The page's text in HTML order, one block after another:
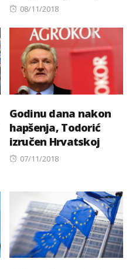
Posted
08/11/2018
Godinu dana nakon
hapšenja, Todorić
izručen Hrvatskoj
Posted
07/11/2018